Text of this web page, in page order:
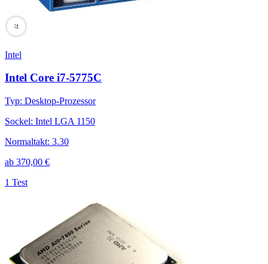
77
Intel
Intel Core i7-5775C
Typ: Desktop-Prozessor
Sockel: Intel LGA 1150
Normaltakt: 3.30
ab 370,00 €
1 Test